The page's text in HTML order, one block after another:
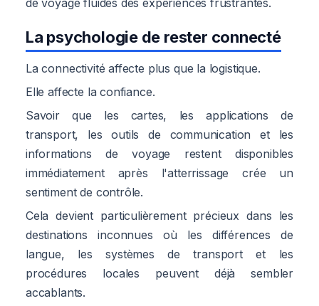
La psychologie de rester connecté
La connectivité affecte plus que la logistique.
Elle affecte la confiance.
Savoir que les cartes, les applications de
transport, les outils de communication et les
informations de voyage restent disponibles
immédiatement après l'atterrissage crée un
sentiment de contrôle.
Cela devient particulièrement précieux dans les
destinations inconnues où les différences de
langue, les systèmes de transport et les
procédures locales peuvent déjà sembler
accablants.